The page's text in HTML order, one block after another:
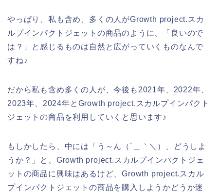
やっぱり、私も含め、多くの人がGrowth project.スカ
ルプインパクトジェットの商品のように、「良いので
は？」と感じるものは自然と広がっていくものなんで
すね♪
だから私も含め多くの人が、今後も2021年、2022年、
2023年、2024年とGrowth project.スカルプインパクト
ジェットの商品を利用していくと思います♪
もしかしたら、中には「う～ん（´＿｀＼）、どうしよ
うか？」と、Growth project.スカルプインパクトジェ
ットの商品に興味はあるけど、Growth project.スカル
プインパクトジェットの商品を購入しようかどうか迷